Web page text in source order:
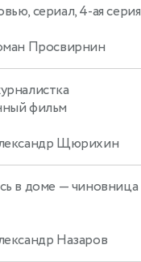
сериал, 4-ая серия
Просвирнин
фильм
Щюрихин
в доме — чиновница
Назаров